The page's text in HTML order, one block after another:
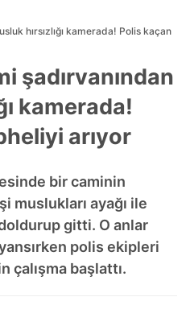
hırsızlığı kamerada! Polis kaçan
şadırvanından
kamerada!
arıyor
bir caminin
muslukları ayağı ile
gitti. O anlar
polis ekipleri
çalışma başlattı.